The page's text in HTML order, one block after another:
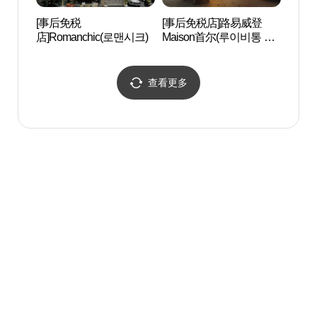
[事后免税
店]Romanchic(로맨시크)
[事后免税店]路易威登
Maison首尔(루이비통 메
查看更多